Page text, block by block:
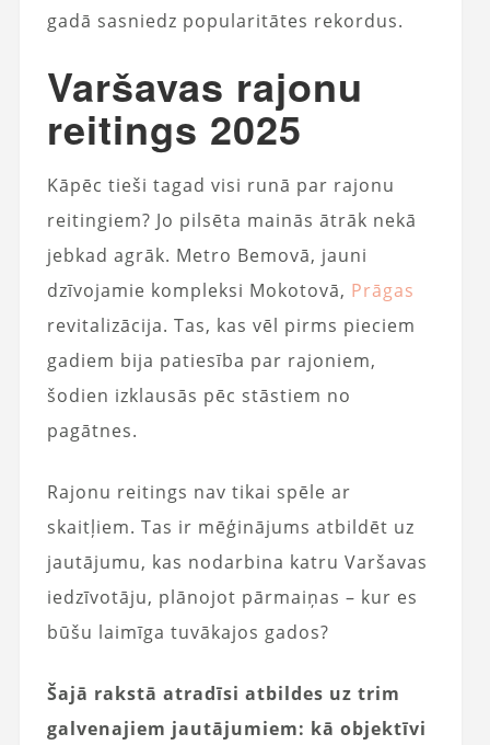
gadā sasniedz popularitātes rekordus.
Varšavas rajonu
reitings 2025
Kāpēc tieši tagad visi runā par rajonu
reitingiem? Jo pilsēta mainās ātrāk nekā
jebkad agrāk. Metro Bemovā, jauni
dzīvojamie kompleksi Mokotovā, Prāgas
revitalizācija. Tas, kas vēl pirms pieciem
gadiem bija patiesība par rajoniem,
šodien izklausās pēc stāstiem no
pagātnes.
Rajonu reitings nav tikai spēle ar
skaitļiem. Tas ir mēģinājums atbildēt uz
jautājumu, kas nodarbina katru Varšavas
iedzīvotāju, plānojot pārmaiņas – kur es
būšu laimīga tuvākajos gados?
Šajā rakstā atradīsi atbildes uz trim
galvenajiem jautājumiem: kā objektīvi